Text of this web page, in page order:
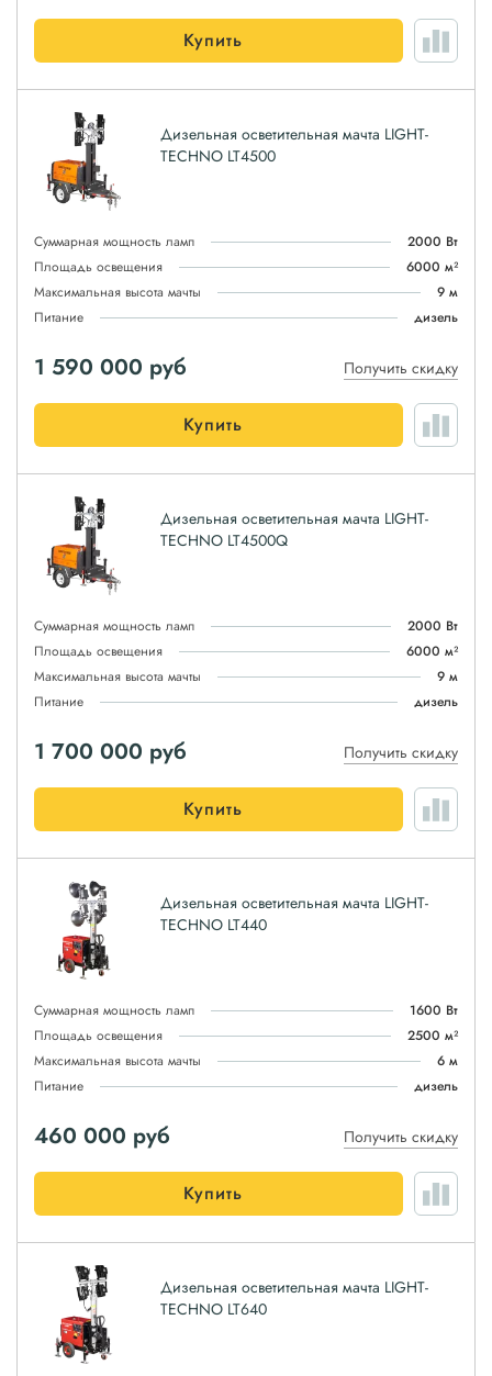
Купить
Дизельная осветительная мачта LIGHT-
TECHNO LT4500
Суммарная мощность ламп
2000 Вт
Площадь освещения
6000 м²
Максимальная высота мачты
9 м
Питание
дизель
1 590 000 руб Получить скидку
Купить
Дизельная осветительная мачта LIGHT-
TECHNO LT4500Q
Суммарная мощность ламп
2000 Вт
Площадь освещения
6000 м²
Максимальная высота мачты
9 м
Питание
дизель
1 700 000 руб Получить скидку
Купить
Дизельная осветительная мачта LIGHT-
TECHNO LT440
Суммарная мощность ламп
1600 Вт
Площадь освещения
2500 м²
Максимальная высота мачты
6 м
Питание
дизель
460 000 руб Получить скидку
Купить
Дизельная осветительная мачта LIGHT-
TECHNO LT640